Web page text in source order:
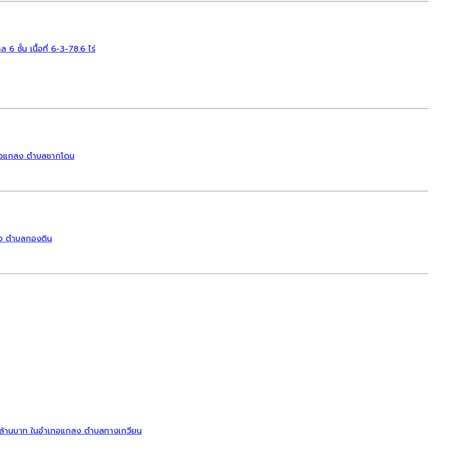
6 ชั้น เนื้อที่ 6-3-78.6 ไร่
แกลง ตำบลชากโดน
ตำบลกองดิน
นบาท ในอำเภอแกลง ตำบลทางเกวียน